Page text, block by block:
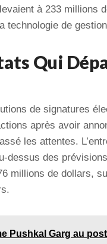
à 233 millions
technologie de
Qui
de signatures
après avoir
les attentes.
dessus des
millions de dollars,
Pushkal Garg au